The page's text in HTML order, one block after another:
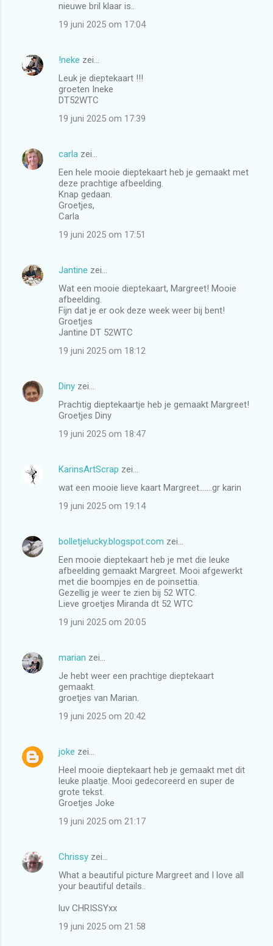
nieuwe bril klaar is..
19 juni 2025 om 17:04
!neke zei…
Leuk je dieptekaart !!!
groeten Ineke
DT52WTC
19 juni 2025 om 17:39
carla zei…
Een hele mooie dieptekaart heb je gemaakt met
deze prachtige afbeelding.
Knap gedaan.
Groetjes,
Carla
19 juni 2025 om 17:51
Jantine zei…
Wat een mooie dieptekaart, Margreet! Mooie
afbeelding.
Fijn dat je er ook deze week weer bij bent!
Groetjes
Jantine DT 52WTC
19 juni 2025 om 18:12
Diny zei…
Prachtig dieptekaartje heb je gemaakt Margreet!
Groetjes Diny
19 juni 2025 om 18:47
KarinsArtScrap zei…
wat een mooie lieve kaart Margreet.......gr karin
19 juni 2025 om 19:14
bolletjelucky.blogspot.com zei…
Een mooie dieptekaart heb je met die leuke
afbeelding gemaakt Margreet. Mooi afgewerkt
met die boompjes en de poinsettia.
Gezellig je weer te zien bij 52 WTC.
Lieve groetjes Miranda dt 52 WTC
19 juni 2025 om 20:05
marian zei…
Je hebt weer een prachtige dieptekaart
gemaakt.
groetjes van Marian.
19 juni 2025 om 20:42
joke zei…
Heel mooie dieptekaart heb je gemaakt met dit
leuke plaatje. Mooi gedecoreerd en super de
grote tekst.
Groetjes Joke
19 juni 2025 om 21:17
Chrissy zei…
What a beautiful picture Margreet and I love all
your beautiful details..
luv CHRISSYxx
19 juni 2025 om 21:58